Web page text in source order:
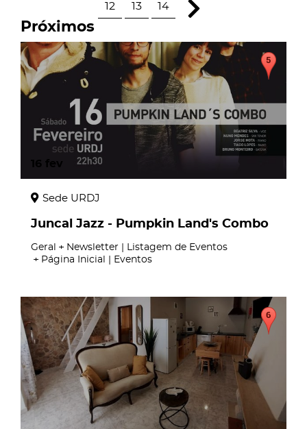
12 13 14
Próximos
Sede URDJ
Juncal Jazz - Pumpkin Land's Combo
Geral
Newsletter | Listagem de Eventos
Página Inicial | Eventos
page